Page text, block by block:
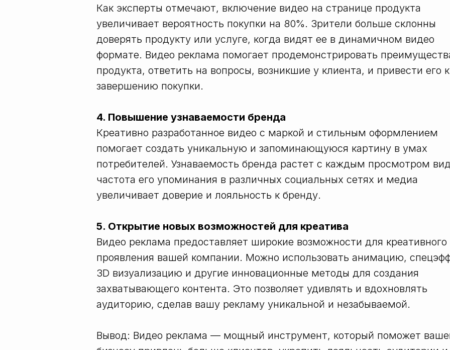
Как эксперты отмечают, включение видео на странице продукта
увеличивает вероятность покупки на 80%. Зрители больше склонны
доверять продукту или услуге, когда видят ее в динамичном видео
формате. Видео реклама помогает продемонстрировать
продукта, ответить на вопросы, возникшие у клиента, и привести его к
завершению покупки.
4. Повышение узнаваемости бренда
Креативно разработанное видео с маркой и стильным оформлением
помогает создать уникальную и запоминающуюся картину в умах
потребителей. Узнаваемость бренда растет с каждым просмотром
частота его упоминания в различных социальных сетях и медиа
увеличивает доверие и лояльность к бренду.
5. Открытие новых возможностей для креатива
Видео реклама предоставляет широкие возможности для креативного
проявления вашей компании. Можно использовать анимацию,
3D визуализацию и другие инновационные методы для создания
захватывающего контента. Это позволяет удивлять и вдохновлять
аудиторию, сделав вашу рекламу уникальной и незабываемой.
Вывод: Видео реклама — мощный инструмент, который поможет